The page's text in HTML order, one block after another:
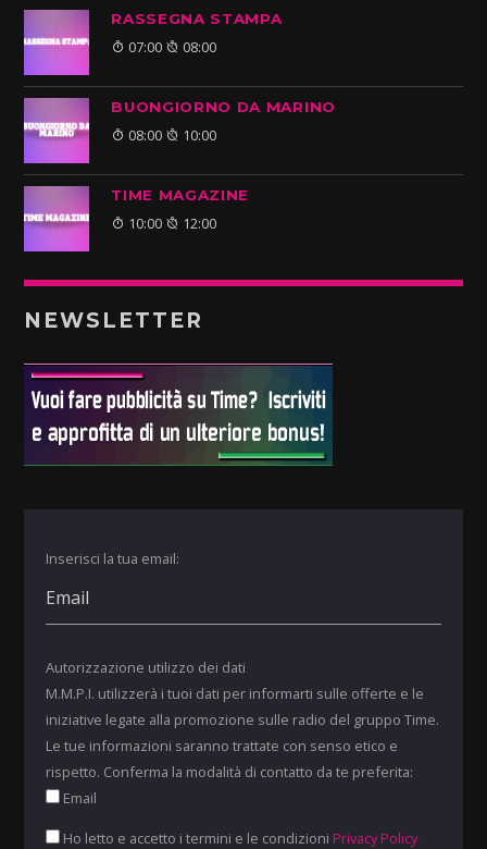
RASSEGNA STAMPA
07:00 08:00
BUONGIORNO DA MARINO
08:00 10:00
TIME MAGAZINE
10:00 12:00
NEWSLETTER
Inserisci la tua email:
Autorizzazione utilizzo dei dati
M.M.P.I. utilizzerà i tuoi dati per informarti sulle offerte e le
iniziative legate alla promozione sulle radio del gruppo Time.
Le tue informazioni saranno trattate con senso etico e
rispetto. Conferma la modalità di contatto da te preferita:
Email
Ho letto e accetto i termini e le condizioni Privacy Policy